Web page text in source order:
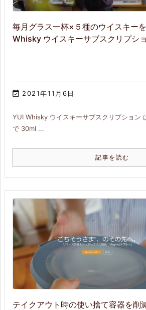
毎月グラス一杯×５種のウイスキー
Whisky ウイスキーサブスクリプショ
 2021年11月6日
YUI Whisky ウイスキーサブスクリプション
で 30ml ...
記事を読む
テイクアウト時の使い捨て容器を削